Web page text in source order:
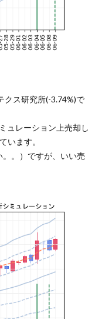
クス研究所(-3.74%)で
ュレーション上売却し
います。
。）ですが、いい売